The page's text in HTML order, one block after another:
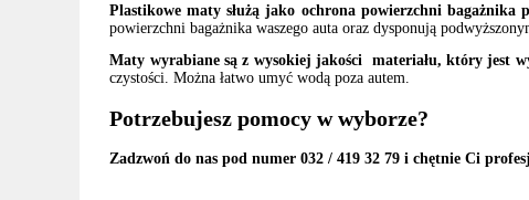
Plastikowe maty służą jako ochrona powierzchni bagażnika
powierzchni bagażnika waszego auta oraz dysponują
Maty wyrabiane są z wysokiej jakości materiału, który jest
czystości. Można łatwo umyć wodą poza autem.
Potrzebujesz pomocy w wyborze?
Zadzwoń do nas pod numer 032 / 419 32 79 i chętnie Ci